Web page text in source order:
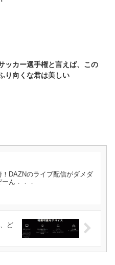
ッカー選手権と言えば、この
り向くな君は美しい
！DAZNのライブ配信がダメダ
ーん．．．
ど